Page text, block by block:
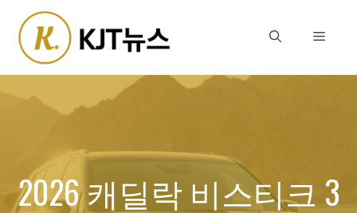
content
Menu
2026 캐딜락 비스티크 3